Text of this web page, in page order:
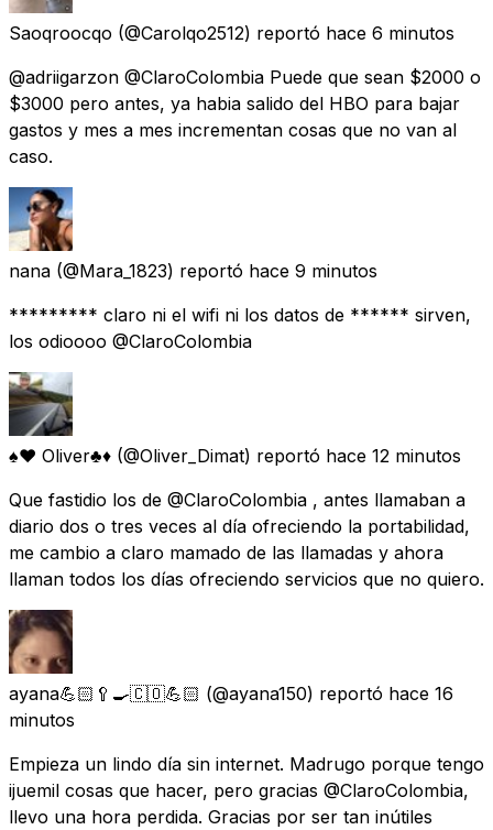
Saoqroocqo (@Carolqo2512) reportó hace 6 minutos
@adriigarzon @ClaroColombia Puede que sean $2000 o
$3000 pero antes, ya habia salido del HBO para bajar
gastos y mes a mes incrementan cosas que no van al
caso.
nana (@Mara_1823) reportó hace 9 minutos
********* claro ni el wifi ni los datos de ****** sirven,
los odioooo @ClaroColombia
♠♥ Oliver♣♦ (@Oliver_Dimat) reportó hace 12 minutos
Que fastidio los de @ClaroColombia , antes llamaban a
diario dos o tres veces al día ofreciendo la portabilidad,
me cambio a claro mamado de las llamadas y ahora
llaman todos los días ofreciendo servicios que no quiero.
ayana💪🏻🥄🍳🇨🇴💪🏻 (@ayana150) reportó hace 16
minutos
Empieza un lindo día sin internet. Madrugo porque tengo
ijuemil cosas que hacer, pero gracias @ClaroColombia,
llevo una hora perdida. Gracias por ser tan inútiles